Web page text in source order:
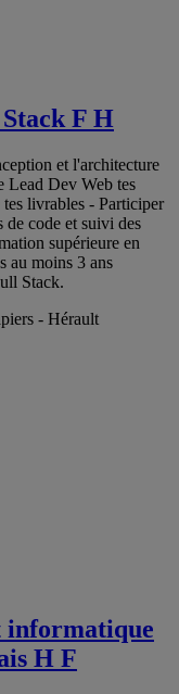
F H
et l'architecture
Lead Dev Web tes
livrables - Participer
de code et suivi des
supérieure en
au moins 3 ans
Stack.
- Hérault
informatique
H F